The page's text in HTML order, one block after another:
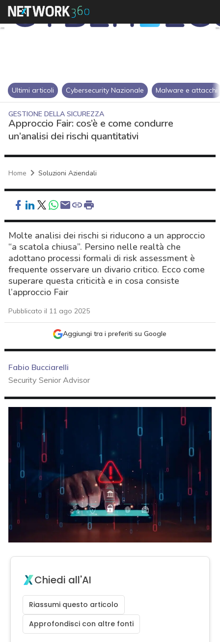
Ultimi articoli Cybersecurity Nazionale Malware e attacchi
GESTIONE DELLA SICUREZZA
Approccio Fair: cos’è e come condurre
un’analisi dei rischi quantitativi
Home Soluzioni Aziendali
Molte analisi dei rischi si riducono a un approccio
“a scatola chiusa”. Persino nelle realtà che
adottano processi formali di risk assessment è
frequente osservare un divario critico. Ecco come
superare questa criticità e in cosa consiste
l’approccio Fair
Pubblicato il 11 ago 2025
Aggiungi tra i preferiti su Google
Fabio Bucciarelli
Security Senior Advisor
Chiedi all'AI
Riassumi questo articolo
Approfondisci con altre fonti